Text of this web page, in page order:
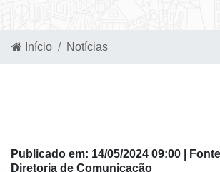
Início Notícias
Publicado em: 14/05/2024 09:00 |
Diretoria de Comunicação